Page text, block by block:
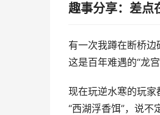
趣事分享：差点
有一次我蹲在断桥
这是百年难遇的“龙
现在玩逆水寒的玩
“西湖浮香饵”，说不